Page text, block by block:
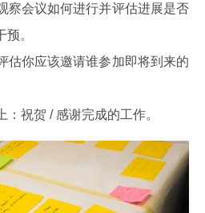
察会议如何进行并评估进展是否
。
估你应该邀请谁参加即将到来的
：祝贺 / 感谢完成的工作。